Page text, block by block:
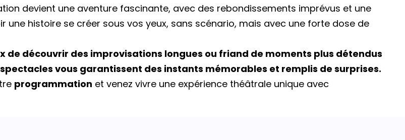
devient une aventure fascinante, avec des rebondissements imprévus et une
une histoire se créer sous vos yeux, sans scénario, mais avec une forte dose de
de découvrir des improvisations longues ou friand de moments plus détendus
vous garantissent des instants mémorables et remplis de surprises.
programmation et venez vivre une expérience théâtrale unique avec